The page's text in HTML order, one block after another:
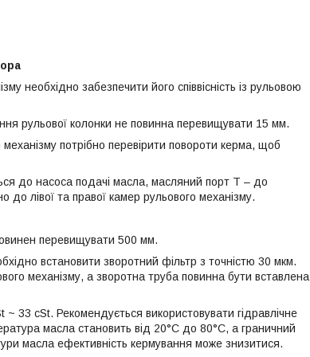
необхідно забезпечити його співвісність із рульовою
рульової колонки не повинна перевищувати 15 мм.
потрібно перевірити повороти керма, щоб
до насоса подачі масла, масляний порт T – до
до лівої та правої камер рульового механізму.
перевищувати 500 мм.
встановити зворотний фільтр з точністю 30 мкм.
механізму, а зворотна труба повинна бути вставлена
33 cSt. Рекомендується використовувати гідравлічне
масла становить від 20°C до 80°C, а граничний
масла ефективність кермування може знизитися.